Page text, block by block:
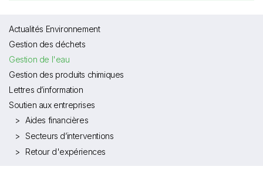
Actualités Environnement
Gestion des déchets
Gestion de l'eau
Gestion des produits chimiques
Lettres d’information
Soutien aux entreprises
Aides financières
Secteurs d’interventions
Retour d'expériences